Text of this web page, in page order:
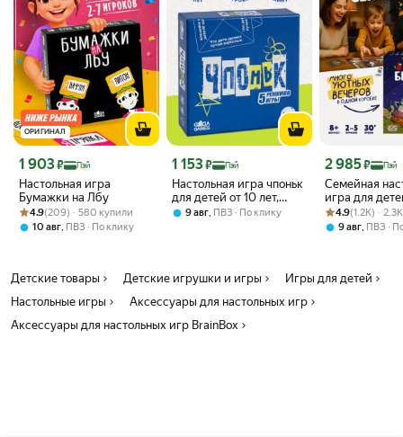
ОРИГИНАЛ
Настольная игра
Бумажки на Лбу
Цена с картой Яндекс Пэй 1903 ₽ вместо
1 903₽ Пэй
Рейтинг товара: 4.9 из 5
Оценок: (209) · 580 купили
4.9(209) · 580 купили
10 авг ПВЗ По клику
Настольная игра чпоньк
для детей от 10 лет,
всей семьи и большой
Цена с картой Яндекс Пэй 1153 ₽ вместо
1 153₽ Пэй
9 авг ПВЗ По клику
Семейная
игра для
семьи
Бродилка: На
Цена с картой
2 985₽ Пэй
Рейтинг
Оценок: (1.2K)
4.9(1.2K) ·
9 авг ПВЗ
Детские товары Детские игрушки и игры
Игры для детей
Настольные игры
Аксессуары для настольных игр
Аксессуары для настольных игр BrainBox